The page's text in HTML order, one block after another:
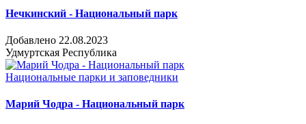
Нечкинский - Национальный парк
Добавлено 22.08.2023
Удмуртская Республика
Национальные парки и заповедники
Марий Чодра - Национальный парк